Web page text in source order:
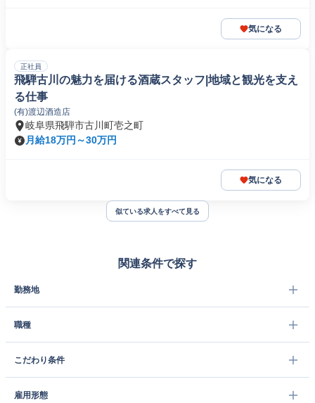
気になる
正社員
飛騨古川の魅力を届ける酒蔵スタッフ|地域と観光を支え
る仕事
(有)渡辺酒造店
岐阜県飛騨市古川町壱之町
月給18万円～30万円
気になる
似ている求人をすべて見る
関連条件で探す
勤務地
職種
こだわり条件
雇用形態